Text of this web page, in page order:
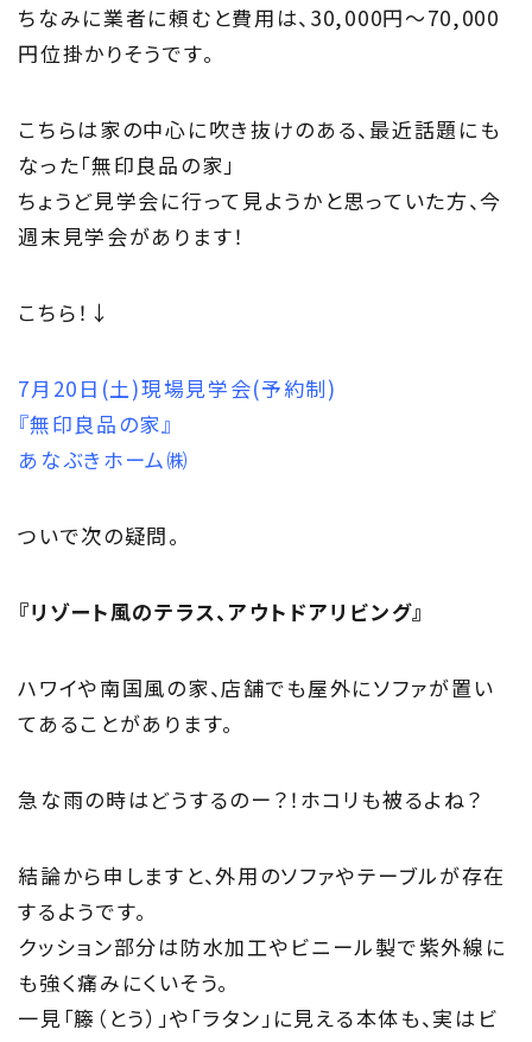
ちなみに業者に頼むと費用は、30,000円～70,000
円位掛かりそうです。
こちらは家の中心に吹き抜けのある、最近話題にも
なった「無印良品の家」
ちょうど見学会に行って見ようかと思っていた方、今
週末見学会があります！
こちら！↓
7月20日(土)現場見学会(予約制)
『無印良品の家』
あなぶきホーム㈱
ついで次の疑問。
『リゾート風のテラス、アウトドアリビング』
ハワイや南国風の家、店舗でも屋外にソファが置い
てあることがあります。
急な雨の時はどうするのー？！ホコリも被るよね？
結論から申しますと、外用のソファやテーブルが存在
するようです。
クッション部分は防水加工やビニール製で紫外線に
も強く痛みにくいそう。
一見「籐（とう）」や「ラタン」に見える本体も、実はビ